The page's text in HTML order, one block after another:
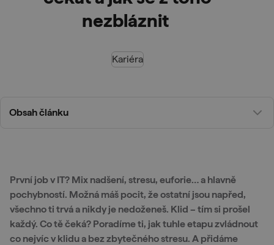
nezbláznit
Kariéra
Obsah článku
První job v IT? Mix nadšení, stresu, euforie… a hlavně
pochybností. Možná máš pocit, že ostatní jsou napřed,
všechno ti trvá a nikdy je nedoženeš. Klid – tím si prošel
každý. Co tě čeká? Poradíme ti, jak tuhle etapu zvládnout
co nejvíc v klidu a bez zbytečného stresu. A přidáme